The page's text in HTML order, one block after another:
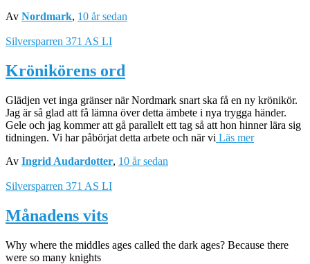
Av Nordmark, 10 årsedan
Silversparren 371 AS LI
Krönikörens ord
Glädjen vet inga gränser när Nordmark snart ska få en ny krönikör.
Jag är så glad att få lämna över detta ämbete i nya trygga händer.
Gele och jag kommer att gå parallelt ett tag så att hon hinner lära sig
tidningen. Vi har påbörjat detta arbete och när vi Läs mer
Av Ingrid Audardotter, 10 årsedan
Silversparren 371 AS LI
Månadens vits
Why where the middles ages called the dark ages? Because there
were so many knights